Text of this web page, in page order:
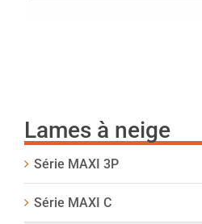
Lames à neige
Série MAXI 3P
Série MAXI C